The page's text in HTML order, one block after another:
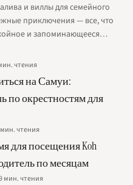
и виллы для семейного
приключения — все, что
и запоминающееся
чтения
на Самуи:
по окрестностям для
мин. чтения
для посещения Koh
по месяцам
мин. чтения